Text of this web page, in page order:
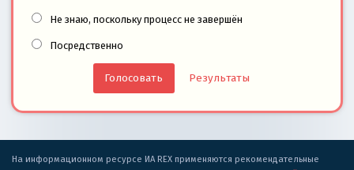
Не знаю, поскольку процесс не завершён
Посредственно
Результаты
На информационном ресурсе ИА REX применяются рекомендательные